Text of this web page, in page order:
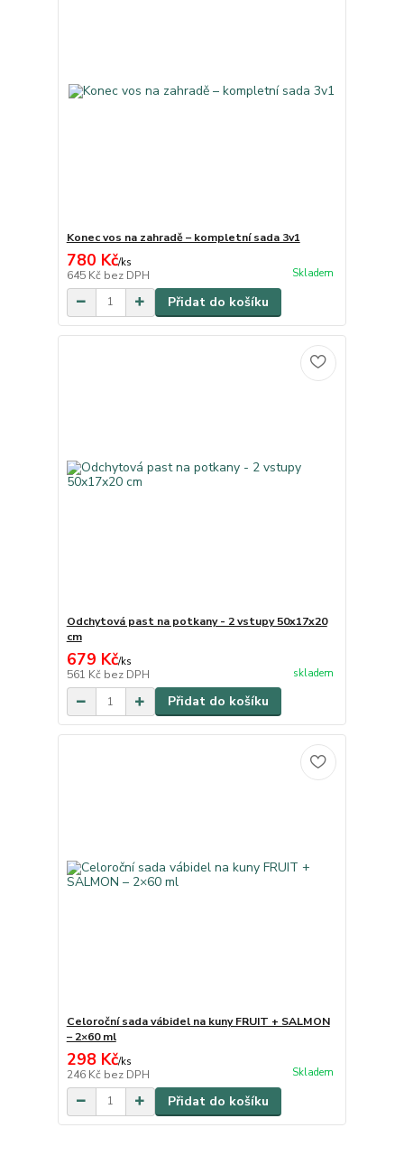
Konec vos na zahradě – kompletní sada 3v1
780 Kč/ks
645 Kč bez DPH Skladem
Přidat do košíku
Odchytová past na potkany - 2 vstupy 50x17x20
cm
679 Kč/ks
561 Kč bez DPH skladem
Přidat do košíku
Celoroční sada vábidel na kuny FRUIT + SALMON
– 2×60 ml
298 Kč/ks
246 Kč bez DPH Skladem
Přidat do košíku